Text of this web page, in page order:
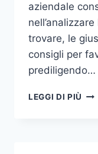
aziendale
trovare, le
consigli per
prediligendo…
LEGGI DI PIÙ IL